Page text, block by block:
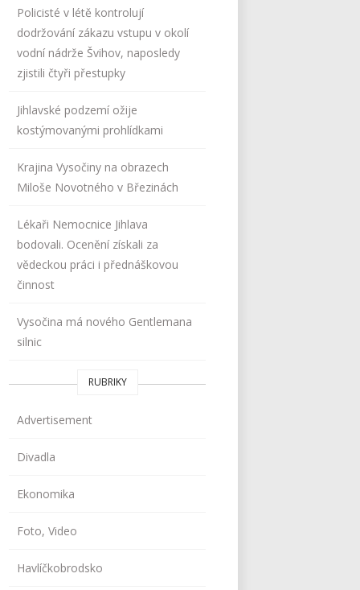
Policisté v létě kontrolují
dodržování zákazu vstupu v okolí
vodní nádrže Švihov, naposledy
zjistili čtyři přestupky
Jihlavské podzemí ožije
kostýmovanými prohlídkami
Krajina Vysočiny na obrazech
Miloše Novotného v Březinách
Lékaři Nemocnice Jihlava
bodovali. Ocenění získali za
vědeckou práci i přednáškovou
činnost
Vysočina má nového Gentlemana
silnic
RUBRIKY
Advertisement
Divadla
Ekonomika
Foto, Video
Havlíčkobrodsko